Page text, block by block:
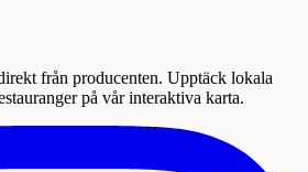
från producenten. Upptäck lokala
på vår interaktiva karta.